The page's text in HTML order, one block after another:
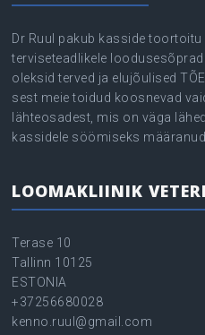
Dr Ruul pakub kasside toortoitu
terviseteadlikele
oleksid terved ja elujõulised
sest meie toidud koosnevad
lähteosadest, mis on väga
kassidele söömiseks määranud.
LOOMAKLIINIK
Terase 10
Tallinn 10125
ESTONIA
+37256680028
kenno.ruul@gmail.com